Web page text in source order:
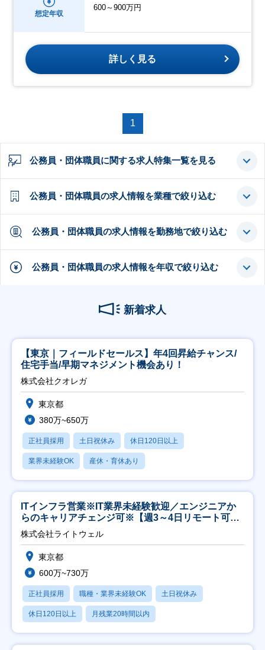
想定年収
600～900万円
詳しく見る
1
公務員・団体職員に関する求人特集一覧を見る
公務員・団体職員の求人情報を業種で絞り込む
公務員・団体職員の求人情報を勤務地で絞り込む
公務員・団体職員の求人情報を年収で絞り込む
新着求人
【東京｜フィールドセールス】年4回昇給チャンス/
住宅手当/早期マネジメント機会あり！
株式会社クオレガ
東京都
380万~650万
正社員採用 土日祝休み 休日120日以上
業界未経験OK 産休・育休あり
ITインフラ営業※IT業界未経験歓迎／エンジニアか
らのキャリアチェンジ可※【週3～4日リモート可
能】
株式会社ライトウェル
東京都
600万~730万
正社員採用 職種・業界未経験OK 土日祝休み
休日120日以上 月残業20時間以内